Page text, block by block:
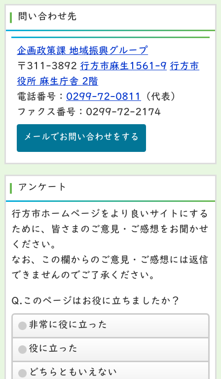
問い合わせ先
企画政策課 地域振興グループ
〒311-3892 行方市麻生1561-9 行方市
役所 麻生庁舎 2階
電話番号： 0299-72-0811
（代表）
ファクス番号：0299-72-2174
メールでお問い合わせをする
アンケート
行方市ホームページをより良いサイトにする
ために、皆さまのご意見・ご感想をお聞かせ
ください。
なお、この欄からのご意見・ご感想には返信
できませんのでご了承ください。
Q.このページはお役に立ちましたか？
非常に役に立った
役に立った
どちらともいえない